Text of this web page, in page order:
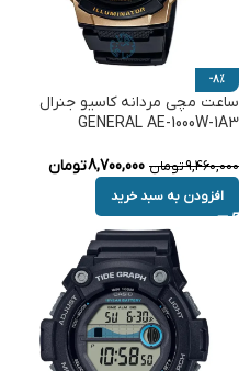
-8%
ساعت مچی مردانه کاسیو جنرال
GENERAL AE-1000W-1A3
9,460,000تومان 8,700,000تومان
افزودن به سبد خرید